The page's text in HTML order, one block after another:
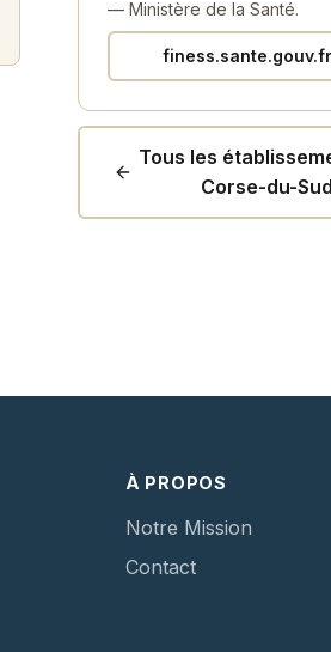
— Ministère de la Santé.
Tous les
Corse-du-Sud
À PROPOS
Notre Mission
Contact